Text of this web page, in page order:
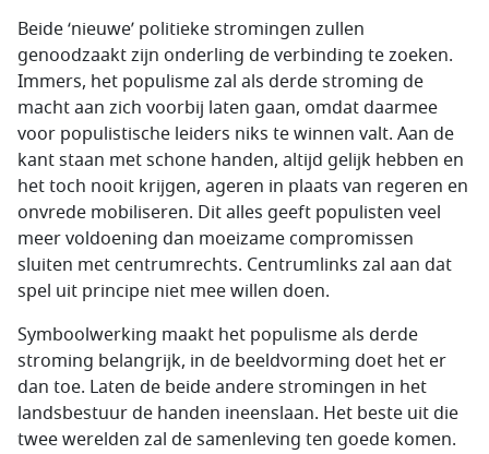
Beide ‘nieuwe’ politieke stromingen zullen
genoodzaakt zijn onderling de verbinding te zoeken.
Immers, het populisme zal als derde stroming de
macht aan zich voorbij laten gaan, omdat daarmee
voor populistische leiders niks te winnen valt. Aan de
kant staan met schone handen, altijd gelijk hebben en
het toch nooit krijgen, ageren in plaats van regeren en
onvrede mobiliseren. Dit alles geeft populisten veel
meer voldoening dan moeizame compromissen
sluiten met centrumrechts. Centrumlinks zal aan dat
spel uit principe niet mee willen doen.
Symboolwerking maakt het populisme als derde
stroming belangrijk, in de beeldvorming doet het er
dan toe. Laten de beide andere stromingen in het
landsbestuur de handen ineenslaan. Het beste uit die
twee werelden zal de samenleving ten goede komen.